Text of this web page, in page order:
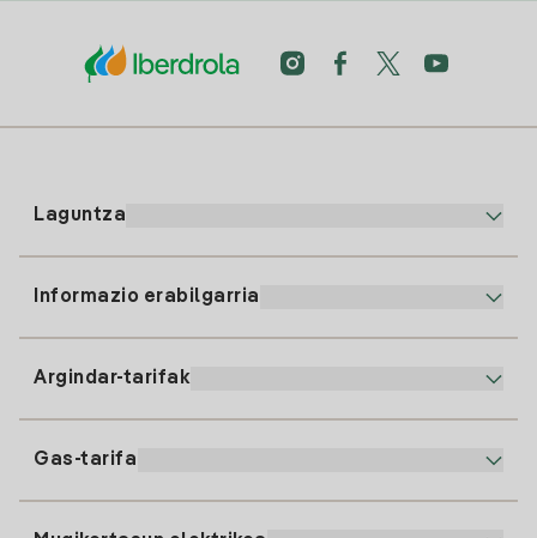
Laguntza
91 919 52 73
clientes@tuiberdrola.es
Informazio erabilgarria
Argindar-tarifak
Gas-tarifa